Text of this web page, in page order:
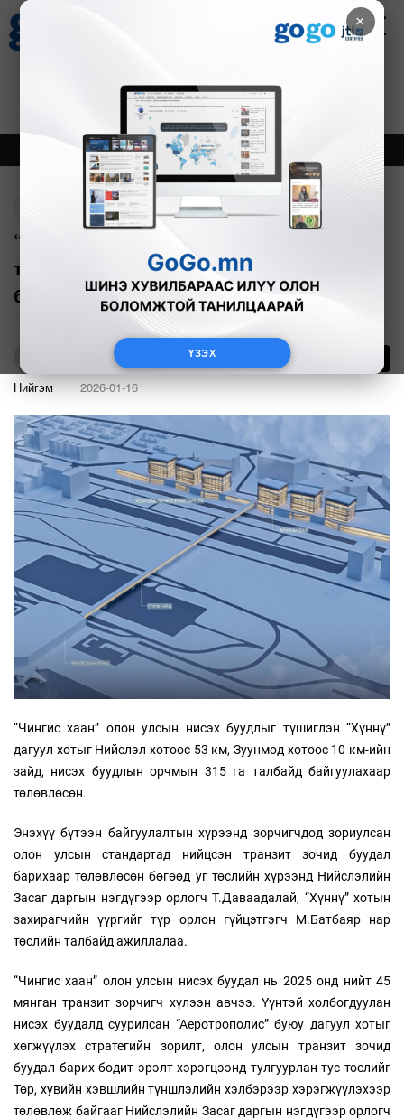
×
ҮЗЭХ
Зурхай
8.09
Онцлох Шинэ
“Чингис хаан” нисэх буудлыг
түшиглэсэн олон улсын транзит зочид
буудал байгуулна
Нийгэм 2026-01-16
“Чингис хаан” олон улсын нисэх буудлыг түшиглэн “Хүннү”
дагуул хотыг Нийслэл хотоос 53 км, Зуунмод хотоос 10 км-ийн
зайд, нисэх буудлын орчмын 315 га талбайд байгуулахаар
төлөвлөсөн.
Энэхүү бүтээн байгуулалтын хүрээнд зорчигчдод зориулсан
олон улсын стандартад нийцсэн транзит зочид буудал
барихаар төлөвлөсөн бөгөөд уг төслийн хүрээнд Нийслэлийн
Засаг даргын нэгдүгээр орлогч Т.Даваадалай, “Хүннү” хотын
захирагчийн үүргийг түр орлон гүйцэтгэгч М.Батбаяр нар
төслийн талбайд ажиллалаа.
“Чингис хаан” олон улсын нисэх буудал нь 2025 онд нийт 45
мянган транзит зорчигч хүлээн авчээ. Үүнтэй холбогдуулан
нисэх буудалд суурилсан “Аеротрополис” буюу дагуул хотыг
хөгжүүлэх стратегийн зорилт, олон улсын транзит зочид
буудал барих бодит эрэлт хэрэгцээнд тулгуурлан тус төслийг
Төр, хувийн хэвшлийн түншлэлийн хэлбэрээр хэрэгжүүлэхээр
төлөвлөж байгааг Нийслэлийн Засаг даргын нэгдүгээр орлогч